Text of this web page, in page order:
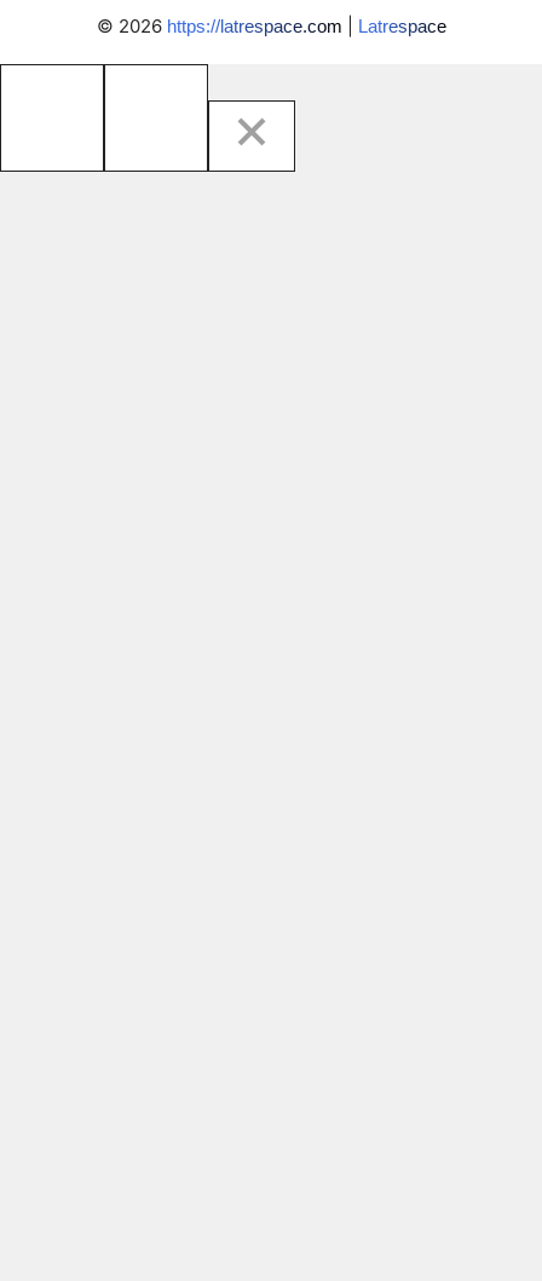
© 2026 https://latrespace.com Latrespace